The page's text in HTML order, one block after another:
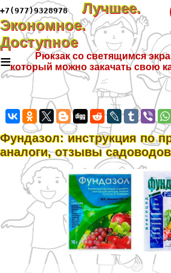
+7(977)9328978
Лучшее.
Экономное.
Доступное
≡
Рюкзак со светящимся
который можно закачать свою
Фундазол: инструкция по
аналоги, отзывы садоводов